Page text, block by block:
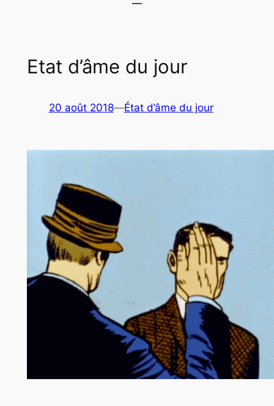
Etat d’âme du jour
20 août 2018—État d’âme du jour